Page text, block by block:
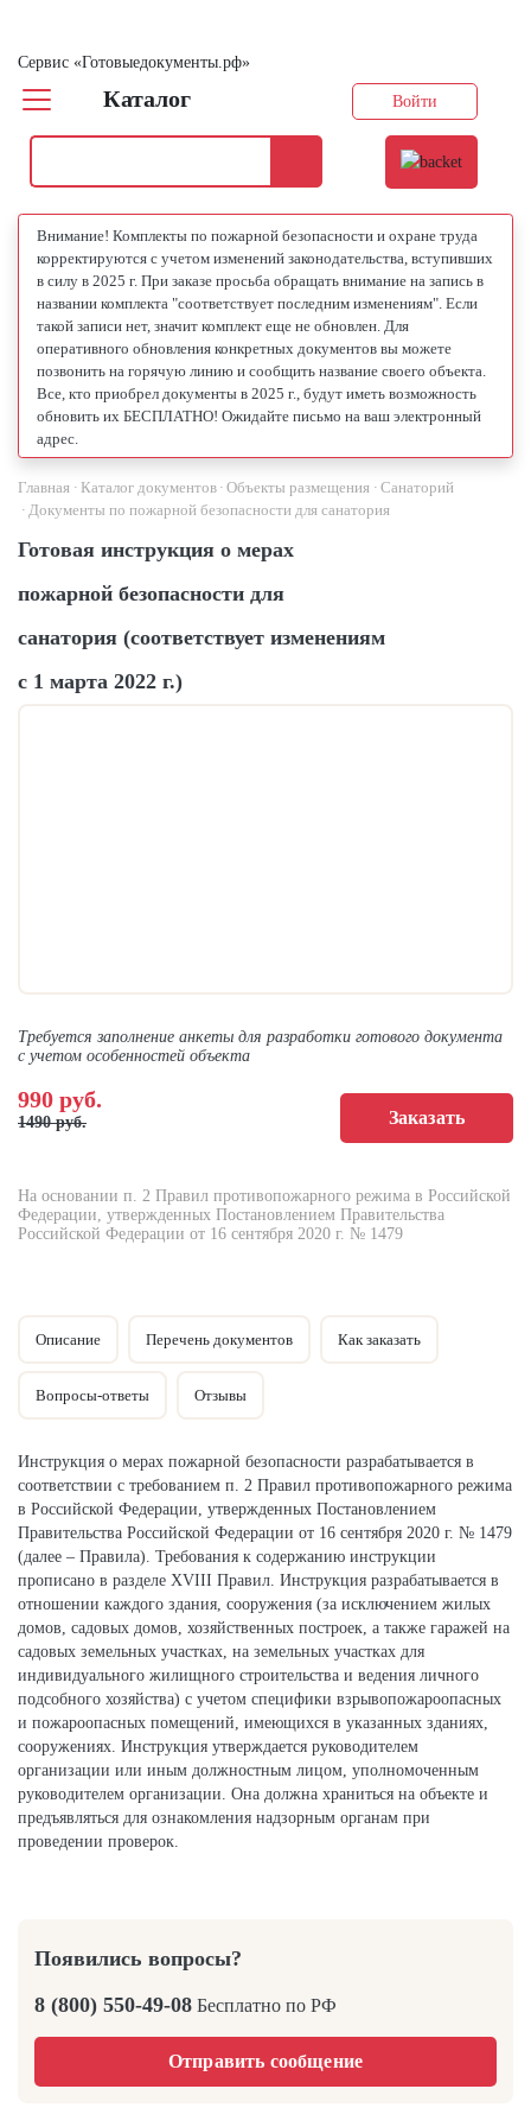
Сервис «Готовыедокументы.рф»
Каталог Войти
Внимание! Комплекты по пожарной безопасности и охране труда
корректируются с учетом изменений законодательства, вступивших
в силу в 2025 г. При заказе просьба обращать внимание на запись в
названии комплекта "соответствует последним изменениям". Если
такой записи нет, значит комплект еще не обновлен. Для
оперативного обновления конкретных документов вы можете
позвонить на горячую линию и сообщить название своего объекта.
Все, кто приобрел документы в 2025 г., будут иметь возможность
обновить их БЕСПЛАТНО! Ожидайте письмо на ваш электронный
адрес.
Главная Каталог документов Объекты размещения Санаторий
Документы по пожарной безопасности для санатория
Готовая инструкция о мерах
пожарной безопасности для
санатория (соответствует изменениям
с 1 марта 2022 г.)
Требуется заполнение анкеты для разработки готового документа
с учетом особенностей объекта
990 руб.
1490 руб.
На основании п. 2 Правил противопожарного режима в Российской
Федерации, утвержденных Постановлением Правительства
Российской Федерации от 16 сентября 2020 г. № 1479
Описание Перечень документов Как заказать
Вопросы-ответы Отзывы
Инструкция о мерах пожарной безопасности разрабатывается в
соответствии с требованием п. 2 Правил противопожарного режима
в Российской Федерации, утвержденных Постановлением
Правительства Российской Федерации от 16 сентября 2020 г. № 1479
(далее – Правила). Требования к содержанию инструкции
прописано в разделе XVIII Правил. Инструкция разрабатывается в
отношении каждого здания, сооружения (за исключением жилых
домов, садовых домов, хозяйственных построек, а также гаражей на
садовых земельных участках, на земельных участках для
индивидуального жилищного строительства и ведения личного
подсобного хозяйства) с учетом специфики взрывопожароопасных
и пожароопасных помещений, имеющихся в указанных зданиях,
сооружениях. Инструкция утверждается руководителем
организации или иным должностным лицом, уполномоченным
руководителем организации. Она должна храниться на объекте и
предъявляться для ознакомления надзорным органам при
проведении проверок.
Появились вопросы?
8 (800) 550-49-08 Бесплатно по РФ
Отправить сообщение